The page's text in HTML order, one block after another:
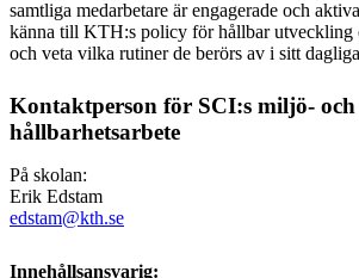
samtliga medarbetare är engagerade och
känna till KTH:s policy för hållbar utveckling
och veta vilka rutiner de berörs av i sitt
Kontaktperson för SCI:s miljö- och
hållbarhetsarbete
På skolan:
Erik Edstam
edstam@kth.se
Innehållsansvarig: